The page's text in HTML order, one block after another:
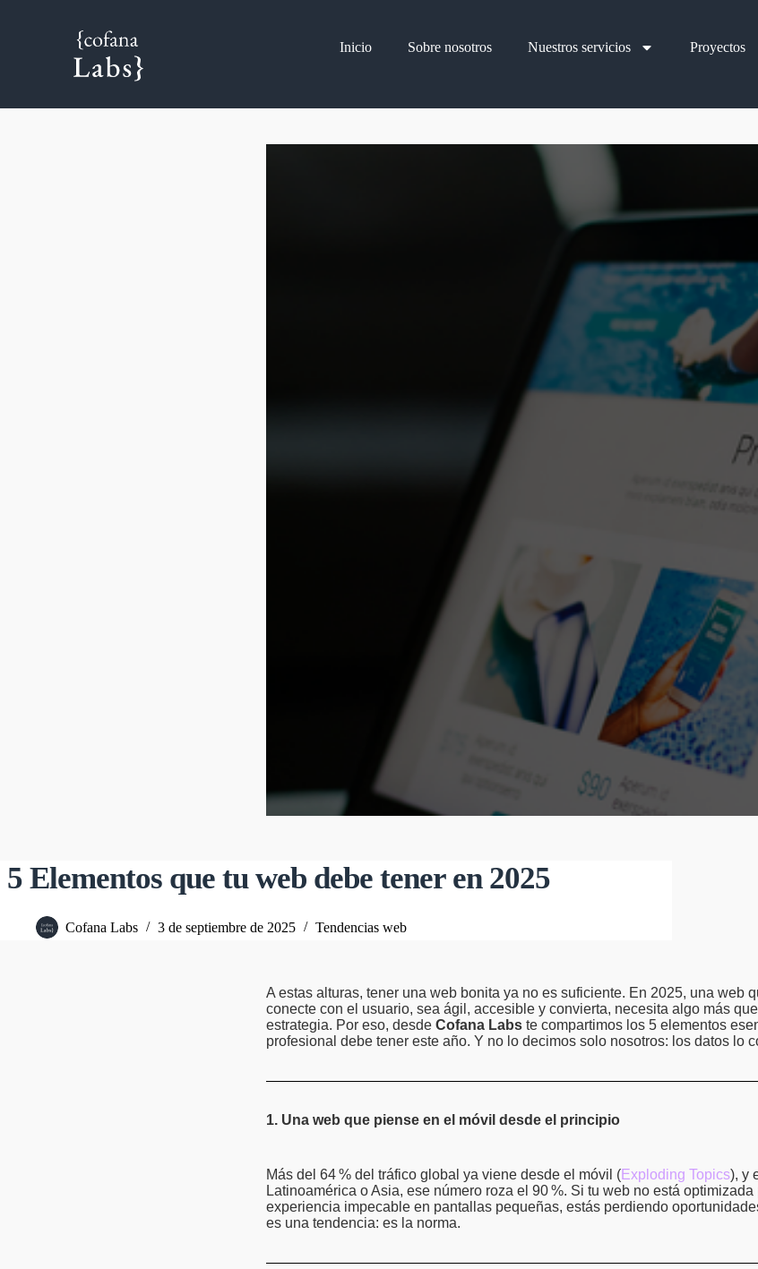
Inicio Sobre nosotros Nuestros servicios Proyectos
5 Elementos que tu web debe tener en 2025
Cofana Labs 3 de septiembre de 2025 Tendencias web
A estas alturas, tener una web bonita ya no es suficiente. En 2025, una web
conecte con el usuario, sea ágil, accesible y convierta, necesita algo más
estrategia. Por eso, desde Cofana Labs te compartimos los 5 elementos
profesional debe tener este año. Y no lo decimos solo nosotros: los datos lo
1. Una web que piense en el móvil desde el principio
Más del 64% del tráfico global ya viene desde el móvil (Exploding Topics), y
Latinoamérica o Asia, ese número roza el 90%. Si tu web no está optimizada
experiencia impecable en pantallas pequeñas, estás perdiendo
es una tendencia: es la norma.